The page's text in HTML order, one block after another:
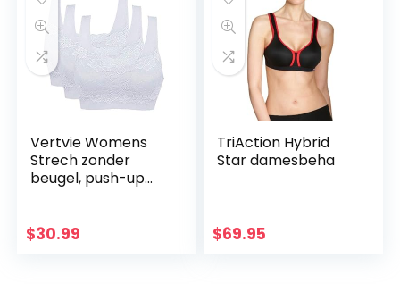
Vertvie Womens
Strech zonder
beugel, push-up
fitness training pak
$30.99
TriAction Hybrid
Star damesbeha
$69.95